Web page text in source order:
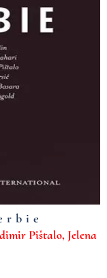
Pištalo, Jelena